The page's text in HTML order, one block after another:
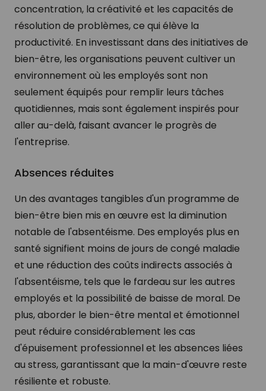
concentration, la créativité et les capacités de
résolution de problèmes, ce qui élève la
productivité. En investissant dans des initiatives de
bien-être, les organisations peuvent cultiver un
environnement où les employés sont non
seulement équipés pour remplir leurs tâches
quotidiennes, mais sont également inspirés pour
aller au-delà, faisant avancer le progrès de
l'entreprise.
Absences réduites
Un des avantages tangibles d'un programme de
bien-être bien mis en œuvre est la diminution
notable de l'absentéisme. Des employés plus en
santé signifient moins de jours de congé maladie
et une réduction des coûts indirects associés à
l'absentéisme, tels que le fardeau sur les autres
employés et la possibilité de baisse de moral. De
plus, aborder le bien-être mental et émotionnel
peut réduire considérablement les cas
d'épuisement professionnel et les absences liées
au stress, garantissant que la main-d'œuvre reste
résiliente et robuste.